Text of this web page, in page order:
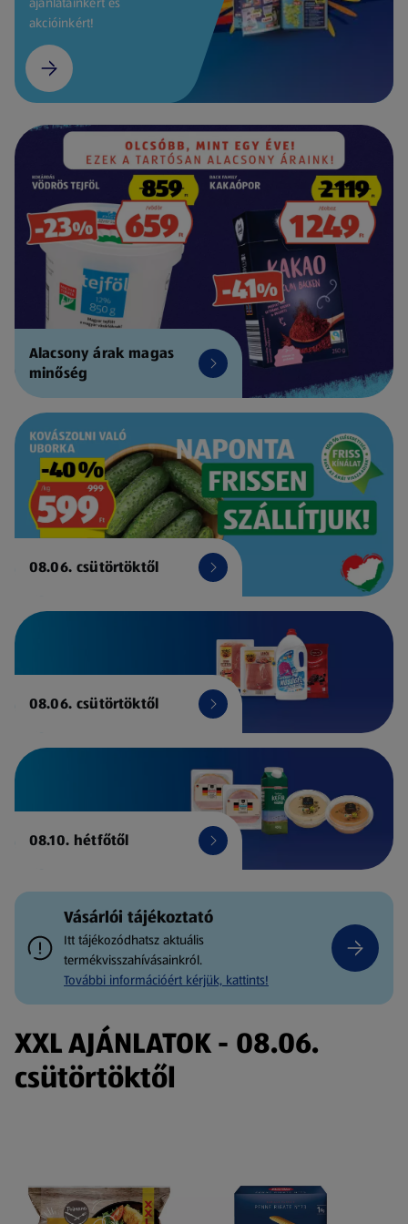
akcióinkért!
Alacsony árak magas
minőség
08.06. csütörtöktől
08.06. csütörtöktől
08.10. hétfőtől
Vásárlói tájékoztató
Itt tájékozódhatsz aktuális
termékvisszahívásainkról.
További információért kérjük, kattints!
XXL AJÁNLATOK - 08.06.
csütörtöktől